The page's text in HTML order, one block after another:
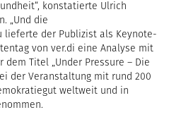
konstatierte Ulrich
„Und die
lieferte der Publizist als Keynote-
von ver.di eine Analyse mit
Titel „Under Pressure – Die
der Veranstaltung mit rund 200
weltweit und in